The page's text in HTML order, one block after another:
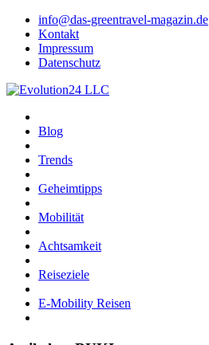
info@das-greentravel-magazin.de
Kontakt
Impressum
Datenschutz
Blog
Trends
Geheimtipps
Mobilität
Achtsamkeit
Reiseziele
E-Mobility Reisen